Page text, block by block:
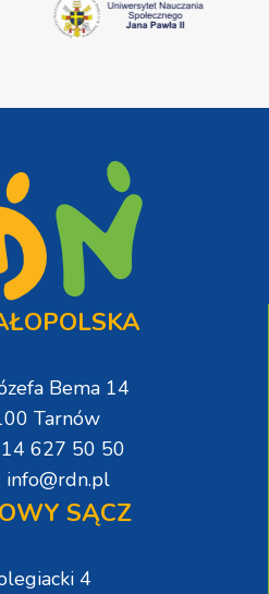
Bema 14
Tarnów
627 50 50
info@rdn.pl
SĄCZ
4